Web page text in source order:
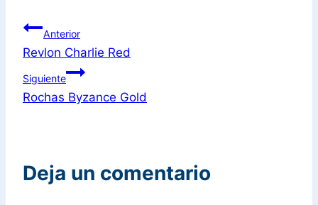
Anterior
Revlon Charlie Red
Siguiente
Rochas Byzance Gold
Deja un comentario